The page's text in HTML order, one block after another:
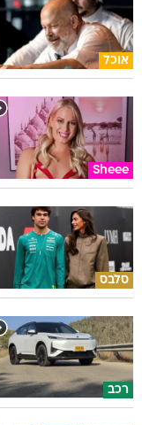
אוכל
Sheee
סלבס
רכב